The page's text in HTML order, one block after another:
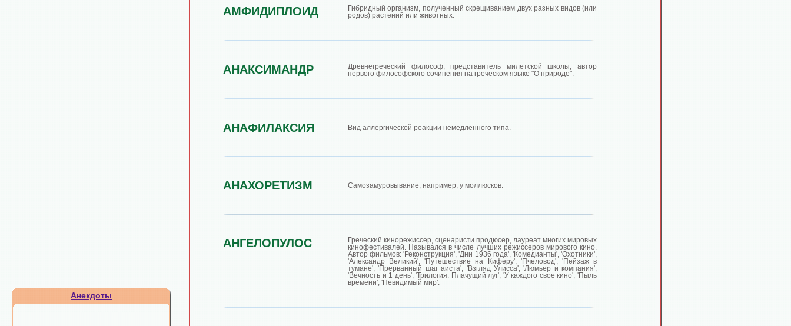
Анекдоты
АМФИДИПЛОИД
Гибридный организм, полученный скрещиванием двух разных видов (или
родов) растений или животных.
АНАКСИМАНДР
Древнегреческий философ, представитель милетской школы, автор
первого философского сочинения на греческом языке "О природе".
АНАФИЛАКСИЯ Вид аллергической реакции немедленного типа.
АНАХОРЕТИЗМ Самозамуровывание, например, у моллюсков.
АНГЕЛОПУЛОС
Греческий кинорежиссер, сценаристи продюсер, лауреат многих мировых
кинофестивалей. Назывался в числе лучших режиссеров мирового кино.
Автор фильмов: 'Реконструкция', 'Дни 1936 года', 'Комедианты', 'Охотники',
'Александр Великий', 'Путешествие на Киферу', 'Пчеловод', 'Пейзаж в
тумане', 'Прерванный шаг аиста', 'Взгляд Улисса', 'Люмьер и компания',
'Вечность и 1 день', 'Трилогия: Плачущий луг', 'У каждого свое кино', 'Пыль
времени', 'Невидимый мир'.